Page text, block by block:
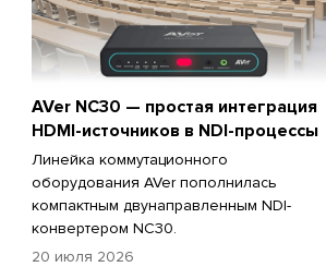
AVer NC30 — простая интеграция
HDMI-источников в NDI-процессы
Линейка коммутационного
оборудования AVer пополнилась
компактным двунаправленным NDI-
конвертером NC30.
20 июля 2026